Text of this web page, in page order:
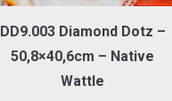
DD9.003 Diamond Dotz –
50,8×40,6cm – Native
Wattle